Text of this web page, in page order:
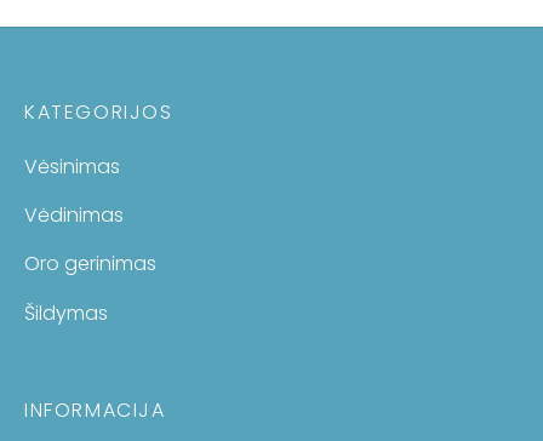
KATEGORIJOS
Vėsinimas
Vėdinimas
Oro gerinimas
Šildymas
INFORMACIJA